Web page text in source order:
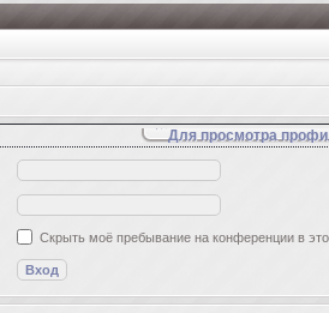
Для просмотра
Скрыть моё пребывание на конференции в